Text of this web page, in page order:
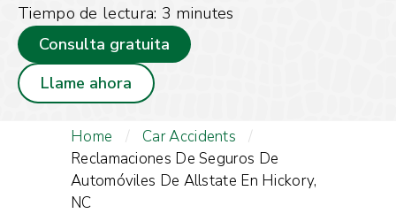
Tiempo de lectura: 3 minutes
Consulta gratuita
Llame ahora
Home / Car Accidents
/
Reclamaciones De Seguros De
Automóviles De Allstate En Hickory,
NC